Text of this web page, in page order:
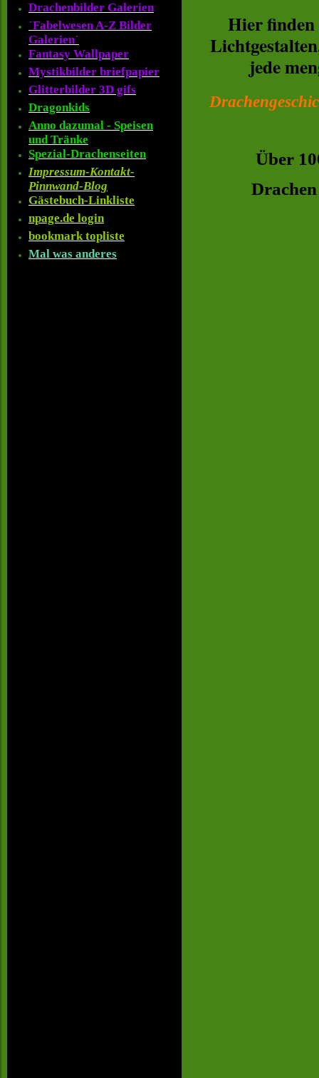
Drachenbilder Galerien
´Fabelwesen A-Z Bilder
Galerien´
Fantasy Wallpaper
Mystikbilder briefpapier
Glitterbilder 3D gifs
Dragonkids
Anno dazumal - Speisen
und Tränke
Spezial-Drachenseiten
Impressum-Kontakt-
Pinnwand-Blog
Gästebuch-Linkliste
npage.de login
bookmark topliste
Mal was anderes
Hier finden
jede
Über